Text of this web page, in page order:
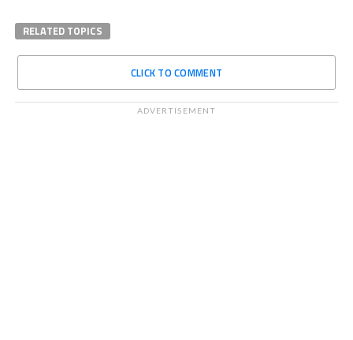
RELATED TOPICS
CLICK TO COMMENT
ADVERTISEMENT